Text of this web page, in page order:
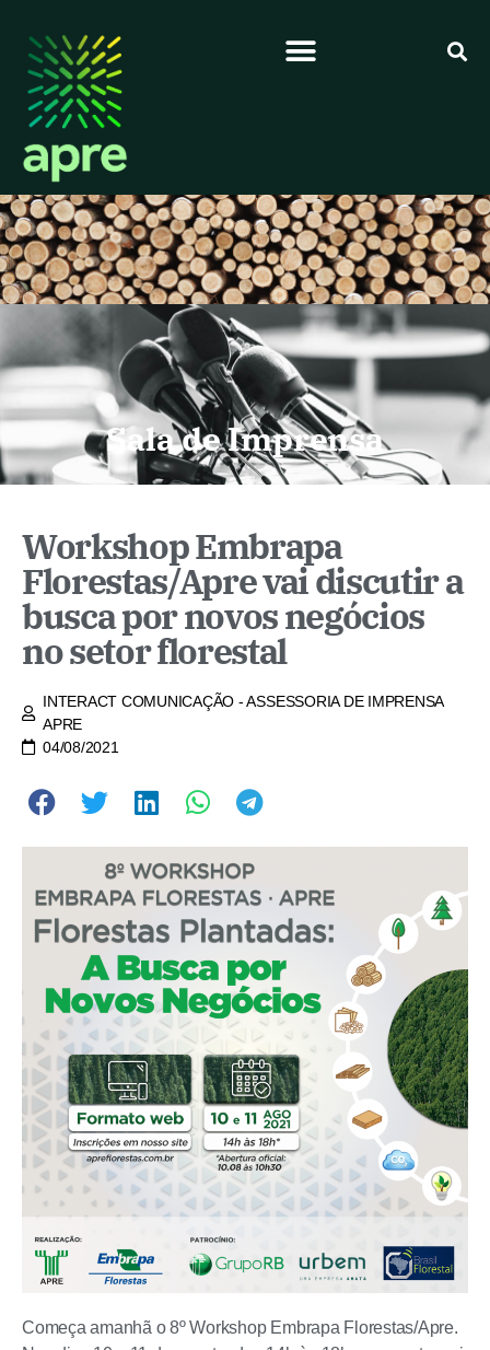
Sala de Imprensa
Workshop Embrapa
Florestas/Apre vai discutir a
busca por novos negócios
no setor florestal
INTERACT COMUNICAÇÃO - ASSESSORIA DE IMPRENSA
APRE
04/08/2021
Começa amanhã o 8º Workshop Embrapa Florestas/Apre.